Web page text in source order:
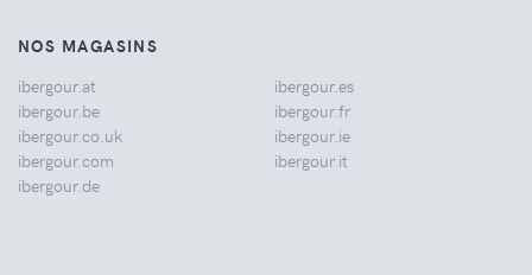
NOS MAGASINS
ibergour.at
ibergour.be
ibergour.co.uk
ibergour.com
ibergour.de
ibergour.es
ibergour.fr
ibergour.ie
ibergour.it